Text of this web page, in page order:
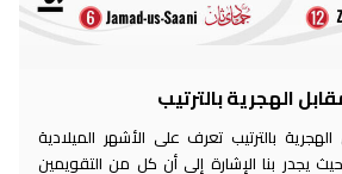
الهجرية بالترتيب
بالترتيب تعرف على الأشهر الميلادية
حيث يجدر بنا الإشارة إلى أن كل من التقويمين